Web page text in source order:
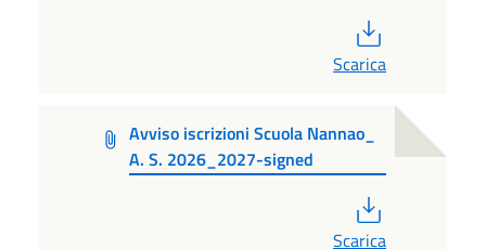
Scarica
Avviso iscrizioni Scuola Nannao_
A. S. 2026_2027-signed
Scarica